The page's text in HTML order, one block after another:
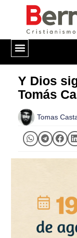
Y Dios
Tomás
Tomas